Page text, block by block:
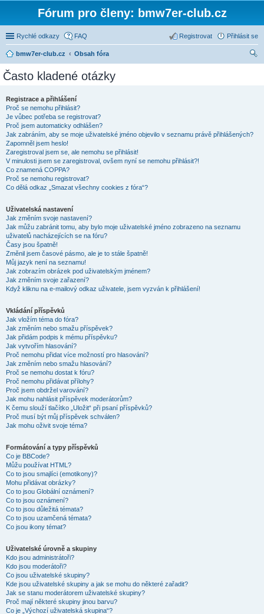
Fórum pro členy: bmw7er-club.cz
Rychlé odkazy FAQ Přihlásit se
Registrovat
bmw7er-club.cz
Obsah fóra
Často kladené otázky
Registrace a přihlášení
Proč se nemohu přihlásit?
Je vůbec potřeba se registrovat?
Proč jsem automaticky odhlášen?
Jak zabráním, aby se moje uživatelské jméno objevilo v seznamu právě přihlášených?
Zapomněl jsem heslo!
Zaregistroval jsem se, ale nemohu se přihlásit!
V minulosti jsem se zaregistroval, ovšem nyní se nemohu přihlásit?!
Co znamená COPPA?
Proč se nemohu registrovat?
Co dělá odkaz „Smazat všechny cookies z fóra“?
Uživatelská nastavení
Jak změním svoje nastavení?
Jak můžu zabránit tomu, aby bylo moje uživatelské jméno zobrazeno na seznamu
uživatelů nacházejících se na fóru?
Časy jsou špatně!
Změnil jsem časové pásmo, ale je to stále špatně!
Můj jazyk není na seznamu!
Jak zobrazím obrázek pod uživatelským jménem?
Jak změním svoje zařazení?
Když kliknu na e-mailový odkaz uživatele, jsem vyzván k přihlášení!
Vkládání příspěvků
Jak vložím téma do fóra?
Jak změním nebo smažu příspěvek?
Jak přidám podpis k mému příspěvku?
Jak vytvořím hlasování?
Proč nemohu přidat více možností pro hlasování?
Jak změním nebo smažu hlasování?
Proč se nemohu dostat k fóru?
Proč nemohu přidávat přílohy?
Proč jsem obdržel varování?
Jak mohu nahlásit příspěvek moderátorům?
K čemu slouží tlačítko „Uložit“ při psaní příspěvků?
Proč musí být můj příspěvek schválen?
Jak mohu oživit svoje téma?
Formátování a typy příspěvků
Co je BBCode?
Můžu používat HTML?
Co to jsou smajlíci (emotikony)?
Mohu přidávat obrázky?
Co to jsou Globální oznámení?
Co to jsou oznámení?
Co to jsou důležitá témata?
Co to jsou uzamčená témata?
Co jsou ikony témat?
Uživatelské úrovně a skupiny
Kdo jsou administrátoři?
Kdo jsou moderátoři?
Co jsou uživatelské skupiny?
Kde jsou uživatelské skupiny a jak se mohu do některé zařadit?
Jak se stanu moderátorem uživatelské skupiny?
Proč mají některé skupiny jinou barvu?
Co je „Výchozí uživatelská skupina“?